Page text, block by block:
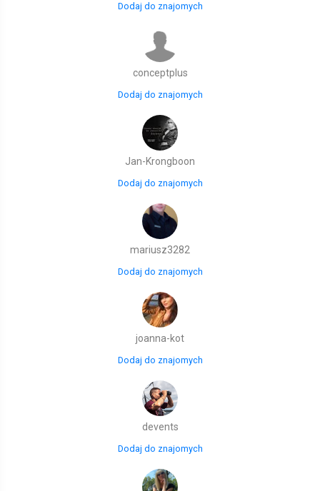
Dodaj do znajomych
conceptplus
Dodaj do znajomych
Jan-Krongboon
Dodaj do znajomych
mariusz3282
Dodaj do znajomych
joanna-kot
Dodaj do znajomych
devents
Dodaj do znajomych